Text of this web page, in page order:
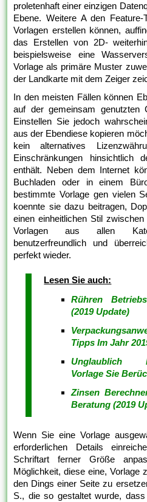
proletenhaft einer einzigen
Ebene. Weitere A den
Vorlagen erstellen können,
das Erstellen von 2D-
beispielsweise eine
Vorlage als primäre Muster
der Landkarte mit dem Zeiger
In den meisten Fällen können
auf der gemeinsam genutzten
Einstellen Sie jedoch
aus der Ebendiese kopieren
kein alternatives
Einschränkungen hinsichtlich
enthält. Neben dem Internet
Buchladen oder in einem
bestimmte Vorlage gen vielen
koennte sie dazu beitragen,
einen einheitlichen Stil
Vorlagen aus allen
benutzerfreundlich und
perfekt wieder.
Lesen Sie auch:
Rühren
(2019 Update)
Tipps Im Jahr
Unglaublich
Vorlage Sie
Zinsen
Beratung (2019
Wenn Sie eine Vorlage
erforderlichen Details
Schriftart ferner Größe
Möglichkeit, diese eine, Vorlage
den Dings einer Seite zu
S., die so gestaltet wurde,